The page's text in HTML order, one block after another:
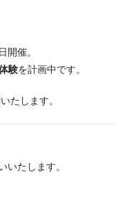
開催。
験を計画中です。
たします。
いたします。